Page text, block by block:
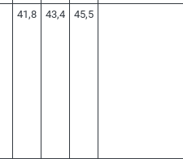
41,8 43,4 45,5